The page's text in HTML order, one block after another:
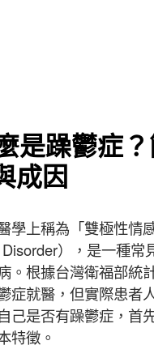
是躁鬱症
成因
學上稱為「雙極性情
Disorder），是一種
。根據台灣衛福部統
症就醫，但實際患者
己是否有躁鬱症，首
特徵。